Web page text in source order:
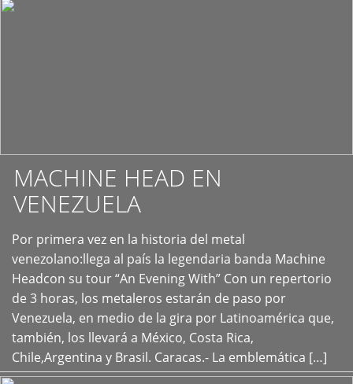
MACHINE HEAD EN
VENEZUELA
Por primera vez en la historia del metal
venezolano:llega al país la legendaria banda Machine
Headcon su tour “An Evening With” Con un repertorio
de 3 horas, los metaleros estarán de paso por
Venezuela, en medio de la gira por Latinoamérica que,
también, los llevará a México, Costa Rica,
Chile,Argentina y Brasil. Caracas.- La emblemática […]
+